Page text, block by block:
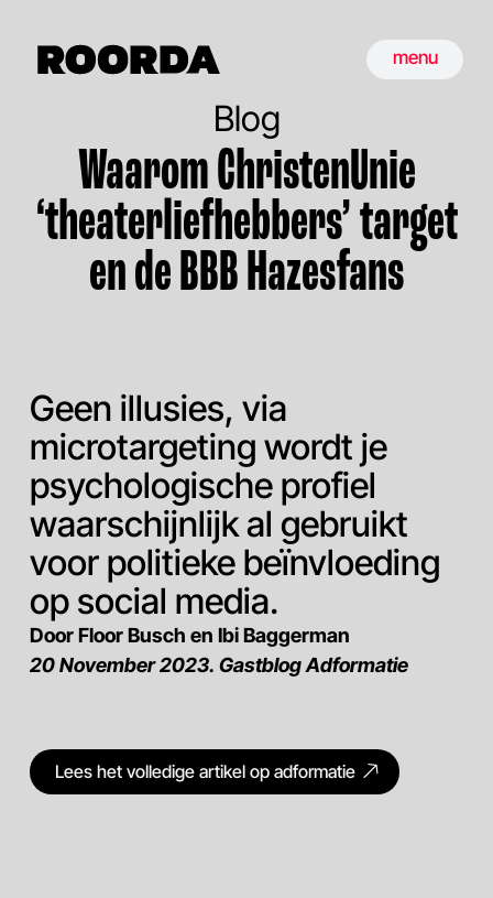
Blog
Waarom ChristenUnie
‘theaterliefhebbers’ target
en de BBB Hazesfans
Geen illusies, via
microtargeting wordt je
psychologische profiel
waarschijnlijk al gebruikt
voor politieke beïnvloeding
op social media.
Door Floor Busch en Ibi Baggerman
20 November 2023. Gastblog Adformatie
Lees het volledige artikel op adformatie
menu